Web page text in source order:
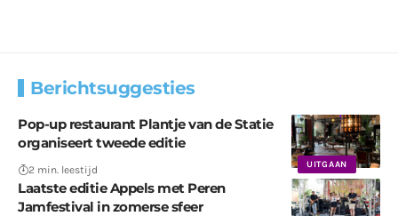
Berichtsuggesties
UITGAAN
Pop-up restaurant Plantje van de Statie
organiseert tweede editie
2 min. leestijd
Laatste editie Appels met Peren
Jamfestival in zomerse sfeer